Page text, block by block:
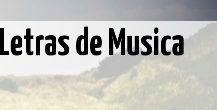
de Musica